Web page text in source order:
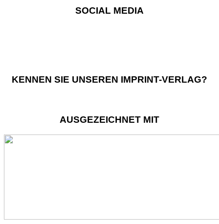
SOCIAL MEDIA
KENNEN SIE UNSEREN IMPRINT-VERLAG?
AUSGEZEICHNET MIT